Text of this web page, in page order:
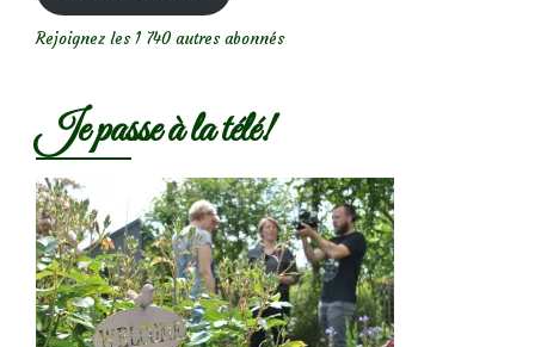
Rejoignez les 1 740 autres abonnés
Je passe à la télé!